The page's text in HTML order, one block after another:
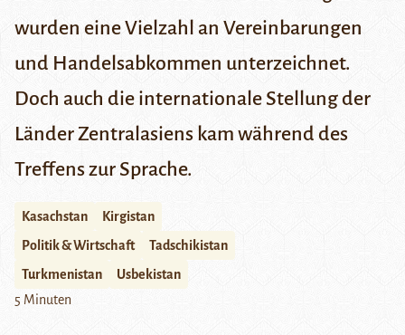
wurden eine Vielzahl an Vereinbarungen
und Handelsabkommen unterzeichnet.
Doch auch die internationale Stellung der
Länder Zentralasiens kam während des
Treffens zur Sprache.
Kasachstan
Kirgistan
Politik & Wirtschaft
Tadschikistan
Turkmenistan
Usbekistan
5 Minuten